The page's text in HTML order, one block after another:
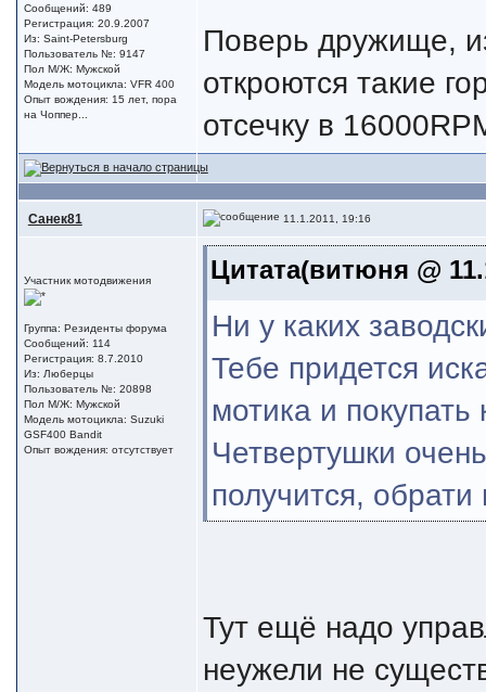
Сообщений: 489
Регистрация: 20.9.2007
Из: Saint-Petersburg
Пользователь №: 9147
Пол М/Ж: Мужской
Модель мотоцикла: VFR 400
Опыт вождения: 15 лет, пора
на Чоппер...
Поверь дружище,
откроются такие
отсечку в
Санек81 11.1.2011, 19:16
Участник мотодвижения
Группа: Резиденты форума
Сообщений: 114
Регистрация: 8.7.2010
Из: Люберцы
Пользователь №: 20898
Пол М/Ж: Мужской
Модель мотоцикла: Suzuki
GSF400 Bandit
Опыт вождения: отсутствует
Цитата(витюня @
Ни у каких
Тебе придется
мотика и
Четвертушки
получится,
Тут ещё надо
неужели не